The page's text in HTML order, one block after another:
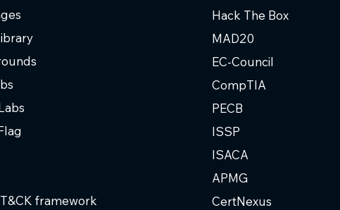
framework
Hack The Box
MAD20
EC-Council
CompTIA
PECB
ISSP
ISACA
APMG
CertNexus